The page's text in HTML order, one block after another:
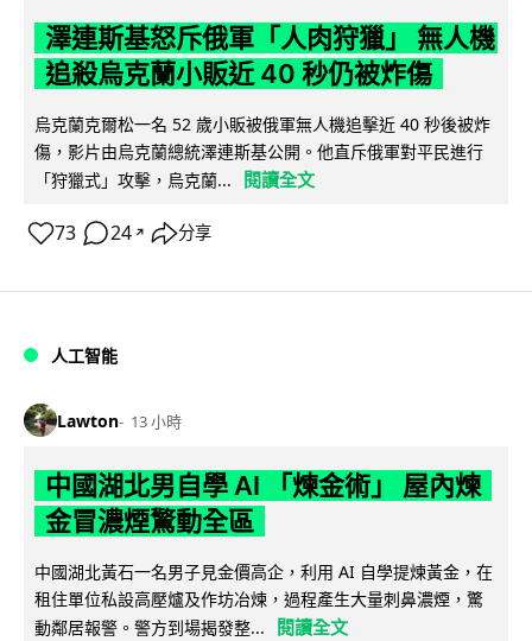
澤連斯基怒斥俄軍「人肉狩獵」 無人機
追殺烏克蘭小販近 40 秒仍被炸傷
烏克蘭克爾松一名 52 歲小販被俄軍無人機追擊近 40 秒後被炸
傷，影片由烏克蘭總統澤連斯基公開。他直斥俄軍對平民進行
「狩獵式」攻擊，烏克蘭...
閱讀全文
73 24 ↗ 分享
人工智能
Lawton 13 小時
中國湖北男自學 AI 「煉金術」 屋內煉
金冒濃煙驚動全區
中國湖北黃石一名男子見金價高企，利用 AI 自學提煉黃金，在
租住單位私設高壓爐及作坊冶煉，過程產生大量刺鼻濃煙，驚
動鄰居報警。警方到場揭發整...
閱讀全文